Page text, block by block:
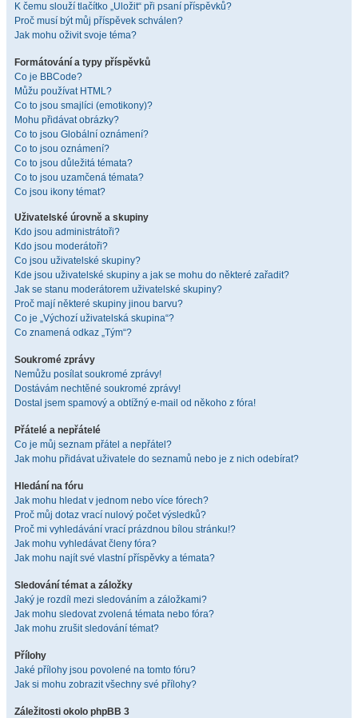
K čemu slouží tlačítko „Uložit“ při psaní příspěvků?
Proč musí být můj příspěvek schválen?
Jak mohu oživit svoje téma?
Formátování a typy příspěvků
Co je BBCode?
Můžu používat HTML?
Co to jsou smajlíci (emotikony)?
Mohu přidávat obrázky?
Co to jsou Globální oznámení?
Co to jsou oznámení?
Co to jsou důležitá témata?
Co to jsou uzamčená témata?
Co jsou ikony témat?
Uživatelské úrovně a skupiny
Kdo jsou administrátoři?
Kdo jsou moderátoři?
Co jsou uživatelské skupiny?
Kde jsou uživatelské skupiny a jak se mohu do některé zařadit?
Jak se stanu moderátorem uživatelské skupiny?
Proč mají některé skupiny jinou barvu?
Co je „Výchozí uživatelská skupina“?
Co znamená odkaz „Tým“?
Soukromé zprávy
Nemůžu posílat soukromé zprávy!
Dostávám nechtěné soukromé zprávy!
Dostal jsem spamový a obtížný e-mail od někoho z fóra!
Přátelé a nepřátelé
Co je můj seznam přátel a nepřátel?
Jak mohu přidávat uživatele do seznamů nebo je z nich odebírat?
Hledání na fóru
Jak mohu hledat v jednom nebo více fórech?
Proč můj dotaz vrací nulový počet výsledků?
Proč mi vyhledávání vrací prázdnou bílou stránku!?
Jak mohu vyhledávat členy fóra?
Jak mohu najít své vlastní příspěvky a témata?
Sledování témat a záložky
Jaký je rozdíl mezi sledováním a záložkami?
Jak mohu sledovat zvolená témata nebo fóra?
Jak mohu zrušit sledování témat?
Přílohy
Jaké přílohy jsou povolené na tomto fóru?
Jak si mohu zobrazit všechny své přílohy?
Záležitosti okolo phpBB 3